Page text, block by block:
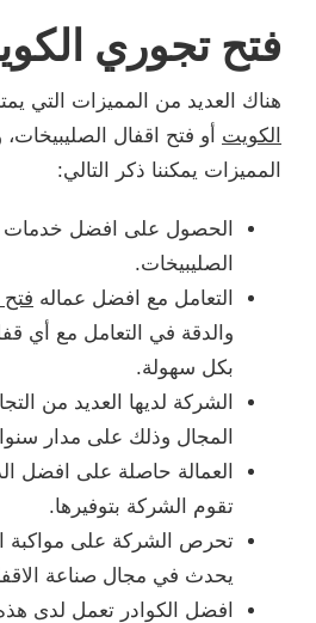
فتح تجوري
هناك العديد من المميزات التي
الكويت أو فتح اقفال
المميزات يمكننا ذكر التالي:
الحصول على افضل خدمات
الصليبيخات.
التعامل مع افضل عماله
والدقة في التعامل مع أي
بكل سهولة.
الشركة لديها العديد من
المجال وذلك على مدار
العمالة حاصلة على افضل
تقوم الشركة بتوفيرها.
تحرص الشركة على مواكبة
يحدث في مجال صناعة
افضل الكوادر تعمل لدى